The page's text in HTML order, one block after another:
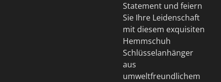
Statement und feiern
Sie Ihre Leidenschaft
mit diesem exquisiten
Hemmschuh
Schlüsselanhänger
aus
umweltfreundlichem